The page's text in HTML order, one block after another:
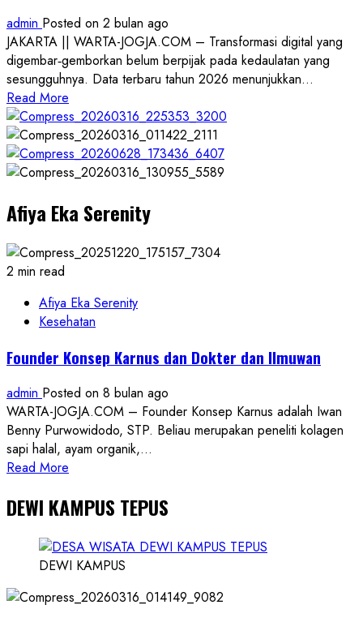
admin Posted on 2 bulan ago
JAKARTA || WARTA-JOGJA.COM – Transformasi digital yang
digembar‑gemborkan belum berpijak pada kedaulatan yang
sesungguhnya. Data terbaru tahun 2026 menunjukkan...
Read More
more
about
Kedaulatan
Digital
Terancam:
Otak
Algoritma
Raksasa
Masih
Berada
Singapura
Luar
Negeri
Afiya Eka Serenity
2 min read
Afiya Eka Serenity
Kesehatan
Founder Konsep Karnus dan Dokter dan Ilmuwan
admin Posted on 8 bulan ago
WARTA-JOGJA.COM – Founder Konsep Karnus adalah Iwan
Benny Purwowidodo, STP. Beliau merupakan peneliti kolagen
sapi halal, ayam organik,...
Read More
about
Konsep
Karnus
Dokter
DEWI KAMPUS TEPUS
DEWI KAMPUS